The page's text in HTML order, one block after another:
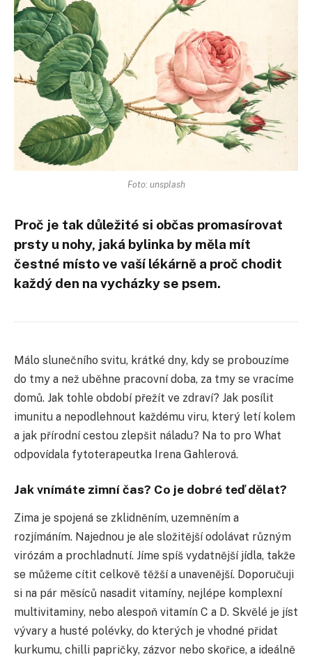
Foto: unsplash
Proč je tak důležité si občas promasírovat
prsty u nohy, jaká bylinka by měla mít
čestné místo ve vaší lékárně a proč chodit
každý den na vycházky se psem.
Málo slunečního svitu, krátké dny, kdy se probouzíme
do tmy a než uběhne pracovní doba, za tmy se vracíme
domů. Jak tohle období přežít ve zdraví? Jak posílit
imunitu a nepodlehnout každému viru, který letí kolem
a jak přírodní cestou zlepšit náladu? Na to pro What
odpovídala fytoterapeutka Irena Gahlerová.
Jak vnímáte zimní čas? Co je dobré teď dělat?
Zima je spojená se zklidněním, uzemněním a
rozjímáním. Najednou je ale složitější odolávat různým
virózám a prochladnutí. Jíme spíš vydatnější jídla, takže
se můžeme cítit celkově těžší a unavenější. Doporučuji
si na pár měsíců nasadit vitamíny, nejlépe komplexní
multivitaminy, nebo alespoň vitamín C a D. Skvělé je jíst
vývary a husté polévky, do kterých je vhodné přidat
kurkumu, chilli papričky, zázvor nebo skořice, a ideálně